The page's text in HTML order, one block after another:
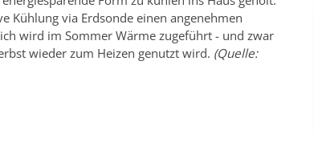
Kühlung via Erdsonde einen angenehmen
wird im Sommer Wärme zugeführt - und zwar
wieder zum Heizen genutzt wird. (Quelle: